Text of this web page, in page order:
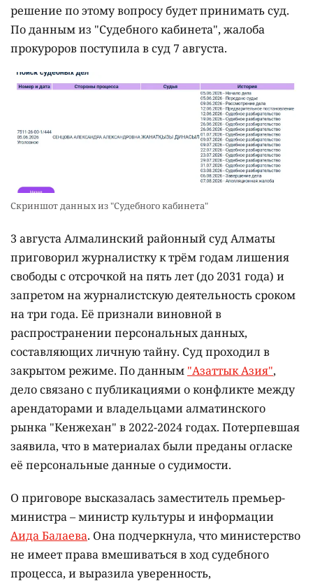
решение по этому вопросу будет принимать суд.
По данным из "Судебного кабинета", жалоба
прокуроров поступила в суд 7 августа.
Скриншот данных из "Судебного кабинета"
3 августа Алмалинский районный суд Алматы
приговорил журналистку к трём годам лишения
свободы с отсрочкой на пять лет (до 2031 года) и
запретом на журналистскую деятельность сроком
на три года. Её признали виновной в
распространении персональных данных,
составляющих личную тайну. Суд проходил в
закрытом режиме. По данным "Азаттык Азия",
дело связано с публикациями о конфликте между
арендаторами и владельцами алматинского
рынка "Кенжехан" в 2022-2024 годах. Потерпевшая
заявила, что в материалах были преданы огласке
её персональные данные о судимости.
О приговоре высказалась заместитель премьер-
министра – министр культуры и информации
Аида Балаева. Она подчеркнула, что министерство
не имеет права вмешиваться в ход судебного
процесса, и выразила уверенность,